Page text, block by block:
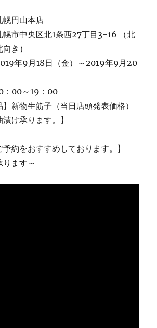
幌円山本店
市中央区北1条西27丁目3-16 （北
き）
年9月18日（金）～2019年9月20
：00～19：00
】新物生筋子（当日店頭発表価格）
漬け承ります。】
予約をおすすめしております。】
ります～